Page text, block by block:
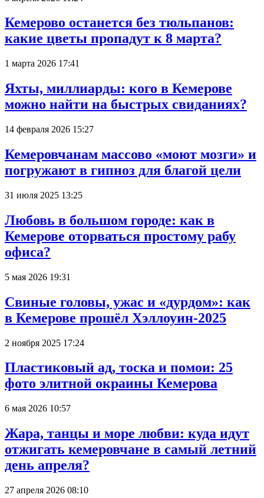
Кемерово останется без тюльпанов:
какие цветы пропадут к 8 марта?
1 марта 2026 17:41
Яхты, миллиарды: кого в Кемерове
можно найти на быстрых свиданиях?
14 февраля 2026 15:27
Кемеровчанам массово «моют мозги» и
погружают в гипноз для благой цели
31 июля 2025 13:25
Любовь в большом городе: как в
Кемерове оторваться простому рабу
офиса?
5 мая 2026 19:31
Свиные головы, ужас и «дурдом»: как
в Кемерове прошёл Хэллоуин-2025
2 ноября 2025 17:24
Пластиковый ад, тоска и помои: 25
фото элитной окраины Кемерова
6 мая 2026 10:57
Жара, танцы и море любви: куда идут
отжигать кемеровчане в самый летний
день апреля?
27 апреля 2026 08:10